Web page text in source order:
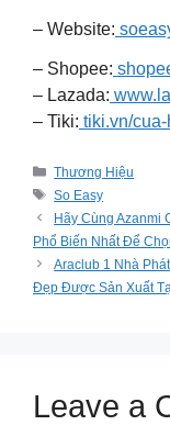
– Website:
– Shopee:
– Lazada:
– Tiki: tiki.vn/
Categories
Thương Hiệu
Tags
So Easy
Hãy Cùng Azanmi
Phổ Biến Nhất Để
Araclub 1 Nhà
Đẹp Được Sản Xuất
Leave a